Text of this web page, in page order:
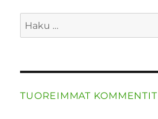
Etsi:
TUOREIMMAT KOMMENTIT